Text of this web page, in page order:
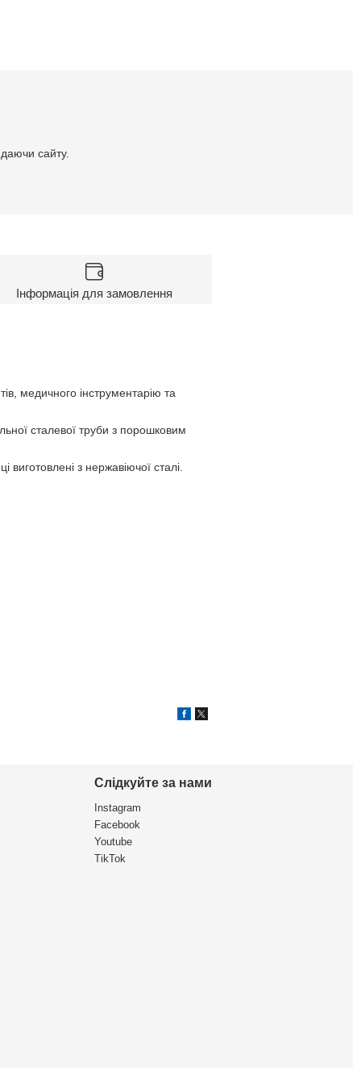
сайту.
Інформація для замовлення
медичного інструментарію та
сталевої труби з порошковим
з нержавіючої сталі.
Слідкуйте за нами
Instagram
Facebook
Youtube
TikTok